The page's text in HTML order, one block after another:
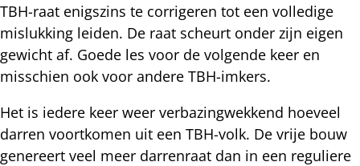
TBH-raat enigszins te corrigeren tot een volledige
mislukking leiden. De raat scheurt onder zijn eigen
gewicht af. Goede les voor de volgende keer en
misschien ook voor andere TBH-imkers.
Het is iedere keer weer verbazingwekkend hoeveel
darren voortkomen uit een TBH-volk. De vrije bouw
genereert veel meer darrenraat dan in een reguliere